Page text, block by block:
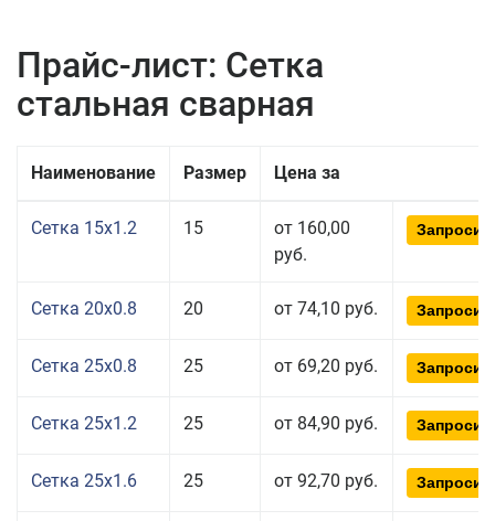
Прайс-лист: Сетка
стальная сварная
Наименование Размер Цена за
Сетка 15x1.2 15
от 160,00
руб.
Сетка 20x0.8 20 от 74,10 руб.
Сетка 25x0.8 25 от 69,20 руб.
Сетка 25x1.2 25 от 84,90 руб.
Сетка 25x1.6 25 от 92,70 руб.